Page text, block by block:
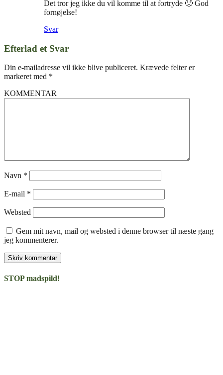
Det tror jeg ikke du vil komme til at fortryde 🙂 God
fornøjelse!
Svar
Efterlad et Svar
Din e-mailadresse vil ikke blive publiceret. Krævede felter er
markeret med *
KOMMENTAR
Navn *
E-mail *
Websted
Gem mit navn, mail og websted i denne browser til næste gang
jeg kommenterer.
STOP madspild!